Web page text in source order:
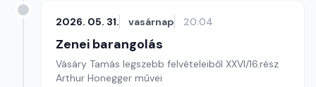
2026. 05. 31. vasárnap 20:04
Zenei barangolás
Vásáry Tamás legszebb felvételeiből XXVI/16.rész
Arthur Honegger művei